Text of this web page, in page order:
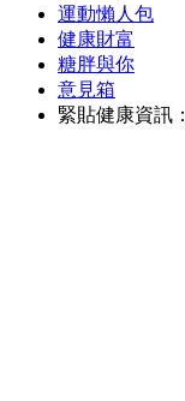
運動懶人包
健康財富
糖胖與你
意見箱
緊貼健康資訊：